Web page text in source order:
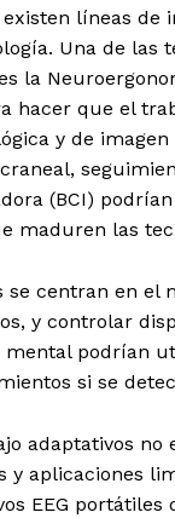
líneas
Una de las
la
hacer que el
y de
(BCI)
maduren las
centran en
y controlar
podrían
si se
adaptativos
y aplicaciones
EEG